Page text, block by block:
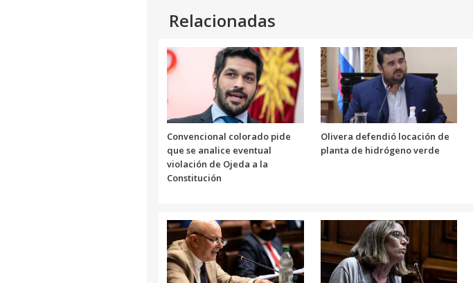
Relacionadas
Convencional colorado pide
que se analice eventual
violación de Ojeda a la
Constitución
Olivera defendió locación de
planta de hidrógeno verde